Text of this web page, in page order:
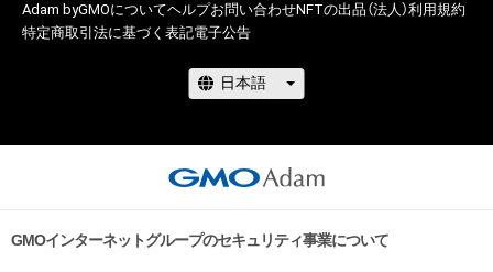
Adam byGMOについてヘルプお問い合わせNFTの出品（法人）利用規約
特定商取引法に基づく表記電子公告
GMOインターネットグループのセキュリティ事業について